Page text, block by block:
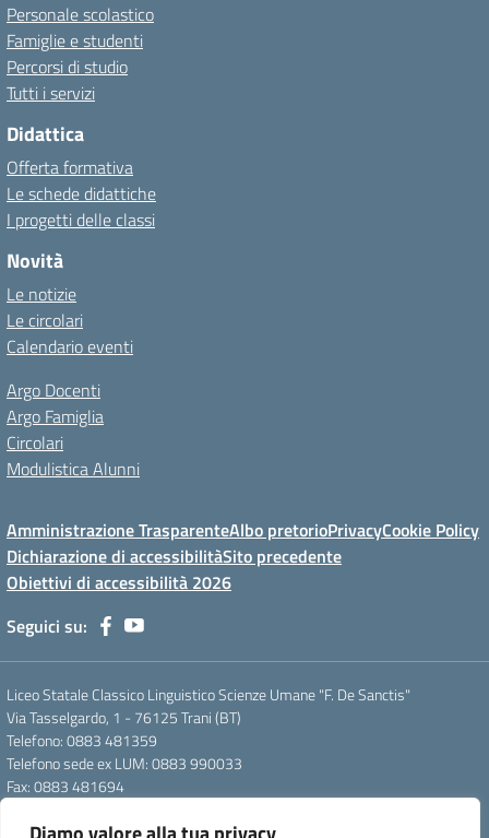
Personale scolastico
Famiglie e studenti
Percorsi di studio
Tutti i servizi
Didattica
Offerta formativa
Le schede didattiche
I progetti delle classi
Novità
Le notizie
Le circolari
Calendario eventi
Argo Docenti
Argo Famiglia
Circolari
Modulistica Alunni
Amministrazione TrasparenteAlbo pretorioPrivacyCookie Policy
Dichiarazione di accessibilitàSito precedente
Obiettivi di accessibilità 2026
Seguici su:
Liceo Statale Classico Linguistico Scienze Umane "F. De Sanctis"
Via Tasselgardo, 1 - 76125 Trani (BT)
Telefono: 0883 481359
Telefono sede ex LUM: 0883 990033
Fax: 0883 481694
Pec: btpc210007@pec.istruzione.it